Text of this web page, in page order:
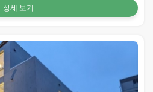
상세 보기